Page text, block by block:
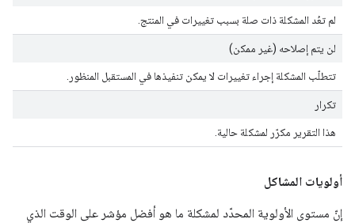
لم تعُد المشكلة ذات صلة بسبب تغييرات في المنتج.
لن يتم إصلاحه (غير ممكن)
تتطلّب المشكلة إجراء تغييرات لا يمكن تنفيذها في المستقبل المنظور.
تكرار
هذا التقرير مكرّر لمشكلة حالية.
أولويات المشاكل
إنّ مستوى الأولوية المحدّد لمشكلة ما هو أفضل مؤشر على الوقت الذي